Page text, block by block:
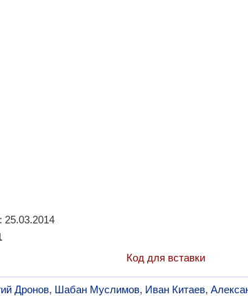
25.03.2014
Код для вставки
Дронов, Шабан Муслимов, Иван Китаев,